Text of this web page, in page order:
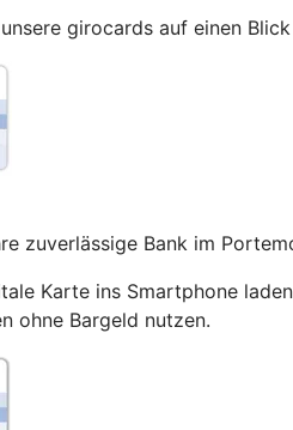
girocards auf einen
zuverlässige Bank im
Karte ins Smartphone
ohne Bargeld nutzen.